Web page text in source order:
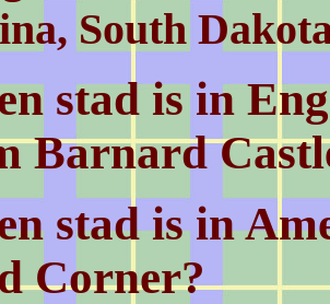
South
stad is in
Barnard
stad is in
Corner?